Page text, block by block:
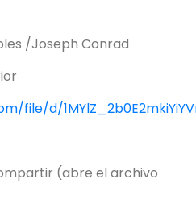
/Joseph Conrad
file/d/
(abre el archivo